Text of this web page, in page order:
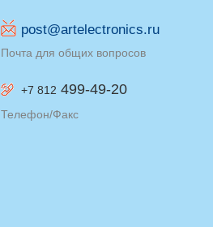
post@artelectronics.ru
Почта для общих вопросов
+7 812 499-49-20
Телефон/Факс